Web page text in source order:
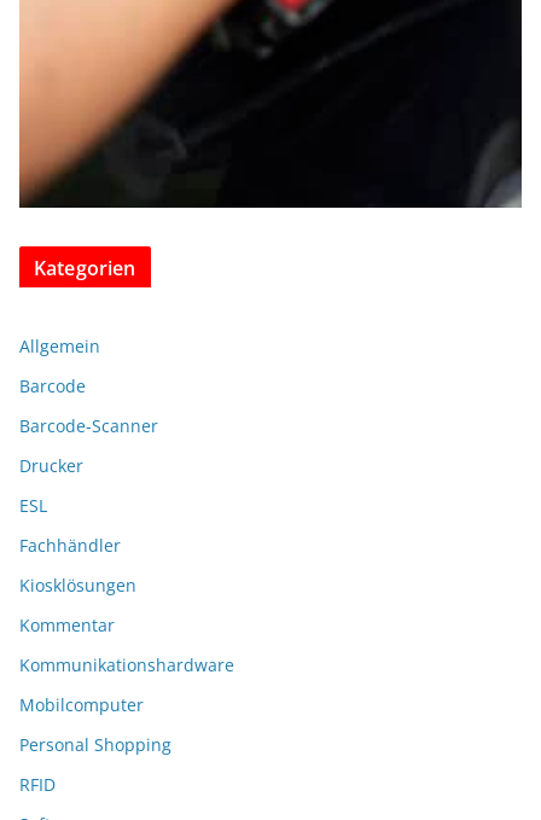
Kategorien
Allgemein
Barcode
Barcode-Scanner
Drucker
ESL
Fachhändler
Kiosklösungen
Kommentar
Kommunikationshardware
Mobilcomputer
Personal Shopping
RFID